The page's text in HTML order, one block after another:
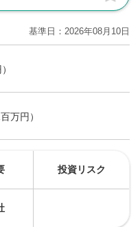
基準日 2026年08月10日
百万円）
投資リスク